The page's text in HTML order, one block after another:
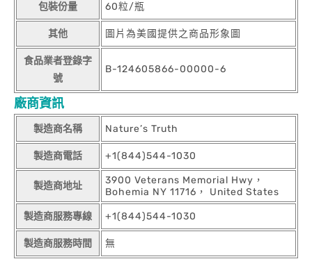
包裝份量 60粒/瓶
其他 圖片為美國提供之商品形象圖
食品業者登錄字
號
B-124605866-00000-6
廠商資訊
製造商名稱 Nature’s Truth
製造商電話 +1(844)544-1030
製造商地址
3900 Veterans Memorial Hwy，
Bohemia NY 11716， United States
製造商服務專線 +1(844)544-1030
製造商服務時間 無